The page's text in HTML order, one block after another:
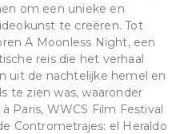
om een unieke en
te creëren. Tot
A Moonless Night, een
reis die het verhaal
uit de nachtelijke hemel en
te zien was, waaronder
Paris, WWCS Film Festival
Contrometrajes: el Heraldo